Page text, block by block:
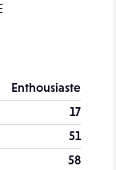
Enthousiaste
17
51
58